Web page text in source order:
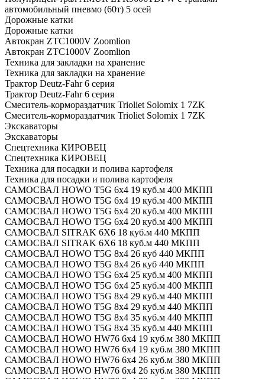
автомобильный пневмо (60т) 5 осей
Дорожные катки
Дорожные катки
Автокран ZTC1000V Zoomlion
Автокран ZTC1000V Zoomlion
Техника для закладки на хранение
Техника для закладки на хранение
Трактор Deutz-Fahr 6 серия
Трактор Deutz-Fahr 6 серия
Смеситель-кормораздатчик Trioliet Solomix 1 7ZK
Смеситель-кормораздатчик Trioliet Solomix 1 7ZK
Экскаваторы
Экскаваторы
Спецтехника КИРОВЕЦ
Спецтехника КИРОВЕЦ
Техника для посадки и полива картофеля
Техника для посадки и полива картофеля
САМОСВАЛ HOWO T5G 6x4 19 куб.м 400 МКПП
САМОСВАЛ HOWO T5G 6x4 19 куб.м 400 МКПП
САМОСВАЛ HOWO T5G 6x4 20 куб.м 400 МКПП
САМОСВАЛ HOWO T5G 6x4 20 куб.м 400 МКПП
САМОСВАЛ SITRAK 6X6 18 куб.м 440 МКПП
САМОСВАЛ SITRAK 6X6 18 куб.м 440 МКПП
САМОСВАЛ HOWO Т5G 8х4 26 куб 440 МКПП
САМОСВАЛ HOWO Т5G 8х4 26 куб 440 МКПП
САМОСВАЛ HOWO T5G 6x4 25 куб.м 400 МКПП
САМОСВАЛ HOWO T5G 6x4 25 куб.м 400 МКПП
САМОСВАЛ HOWO T5G 8x4 29 куб.м 440 МКПП
САМОСВАЛ HOWO T5G 8x4 29 куб.м 440 МКПП
САМОСВАЛ HOWO T5G 8x4 35 куб.м 440 МКПП
САМОСВАЛ HOWO T5G 8x4 35 куб.м 440 МКПП
САМОСВАЛ HOWO HW76 6x4 19 куб.м 380 МКПП
САМОСВАЛ HOWO HW76 6x4 19 куб.м 380 МКПП
САМОСВАЛ HOWO HW76 6x4 26 куб.м 380 МКПП
САМОСВАЛ HOWO HW76 6x4 26 куб.м 380 МКПП